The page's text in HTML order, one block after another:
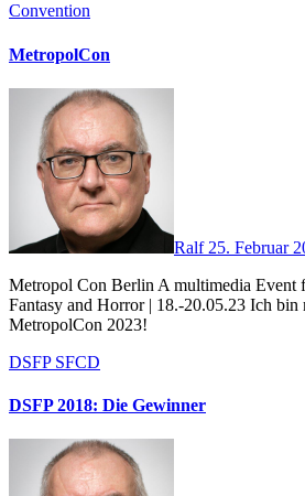
Convention
MetropolCon
Ralf 25. Februar
Metropol Con Berlin A multimedia Event for Science Fiction,
Fantasy and Horror | 18.-20.05.23 Ich bin
MetropolCon 2023!
DSFP SFCD
DSFP 2018: Die Gewinner